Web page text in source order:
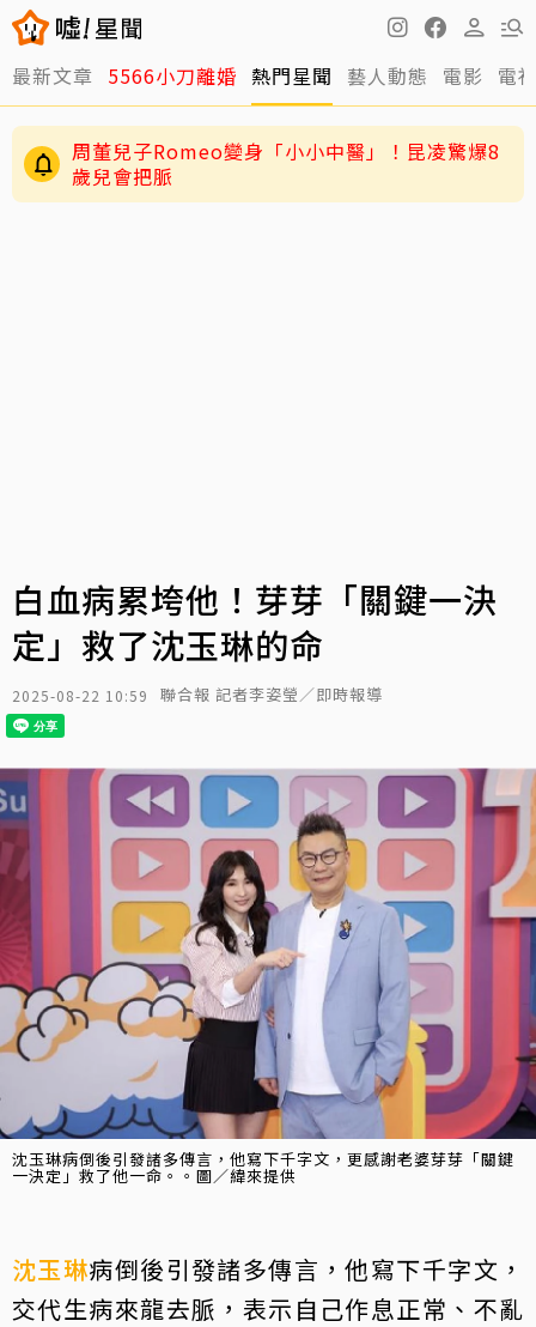
最新文章 5566小刀離婚 熱門星聞 藝人動態 電影 電
男星二度罹急性白血病！淚揭抗癌歷程：痛苦到
不想回想
周董兒子Romeo變身「小小中醫」！昆凌驚爆8
歲兒會把脈
白血病累垮他！芽芽「關鍵一決
定」救了沈玉琳的命
2025-08-22 10:59 聯合報 記者李姿瑩／即時報導
沈玉琳病倒後引發諸多傳言，他寫下千字文，更感謝老婆芽芽「關鍵
一決定」救了他一命。。圖／緯來提供
沈玉琳病倒後引發諸多傳言，他寫下千字文，
交代生病來龍去脈，表示自己作息正常、不亂